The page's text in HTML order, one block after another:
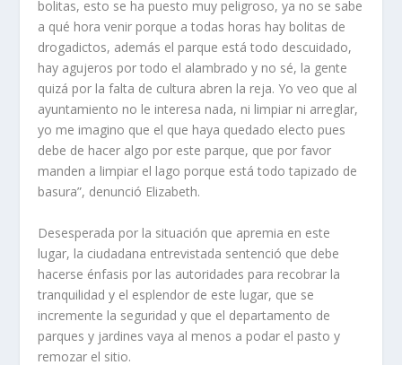
bolitas, esto se ha puesto muy peligroso, ya no se sabe
a qué hora venir porque a todas horas hay bolitas de
drogadictos, además el parque está todo descuidado,
hay agujeros por todo el alambrado y no sé, la gente
quizá por la falta de cultura abren la reja. Yo veo que al
ayuntamiento no le interesa nada, ni limpiar ni arreglar,
yo me imagino que el que haya quedado electo pues
debe de hacer algo por este parque, que por favor
manden a limpiar el lago porque está todo tapizado de
basura”, denunció Elizabeth.
Desesperada por la situación que apremia en este
lugar, la ciudadana entrevistada sentenció que debe
hacerse énfasis por las autoridades para recobrar la
tranquilidad y el esplendor de este lugar, que se
incremente la seguridad y que el departamento de
parques y jardines vaya al menos a podar el pasto y
remozar el sitio.